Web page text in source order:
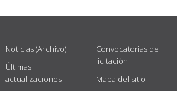
Noticias (Archivo)
Últimas
actualizaciones
Convocatorias de
licitación
Mapa del sitio